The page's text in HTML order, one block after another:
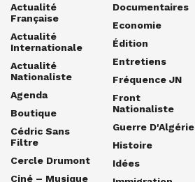
Actualité
Française
Actualité
Internationale
Actualité
Nationaliste
Agenda
Boutique
Cédric Sans
Filtre
Cercle Drumont
Ciné – Musique
Documentaires
Economie
Édition
Entretiens
Fréquence JN
Front
Nationaliste
Guerre D'Algérie
Histoire
Idées